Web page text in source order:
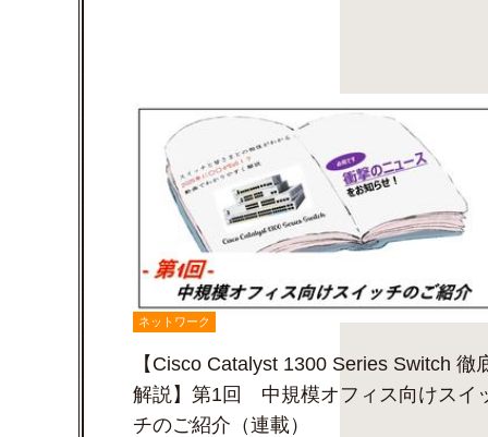
ネットワーク
【Cisco Catalyst 1300 Series Switch 徹
解説】第1回 中規模オフィス向けスイ
チのご紹介（連載）